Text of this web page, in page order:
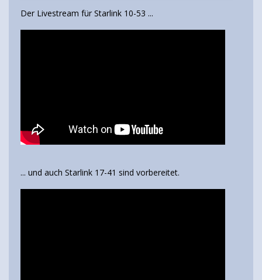
Der Livestream für Starlink 10-53 ...
... und auch Starlink 17-41 sind vorbereitet.